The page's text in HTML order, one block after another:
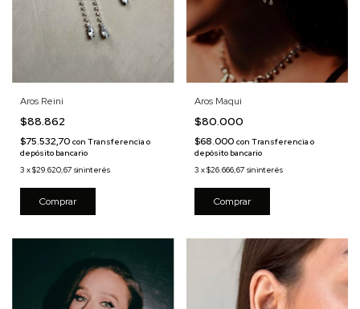
Aros Reini
$88.862
$75.532,70 con Transferencia o
depósito bancario
3 x$29.620,67 sin interés
Aros Maqui
$80.000
$68.000 con Transferencia o
depósito bancario
3 x$26.666,67 sin interés